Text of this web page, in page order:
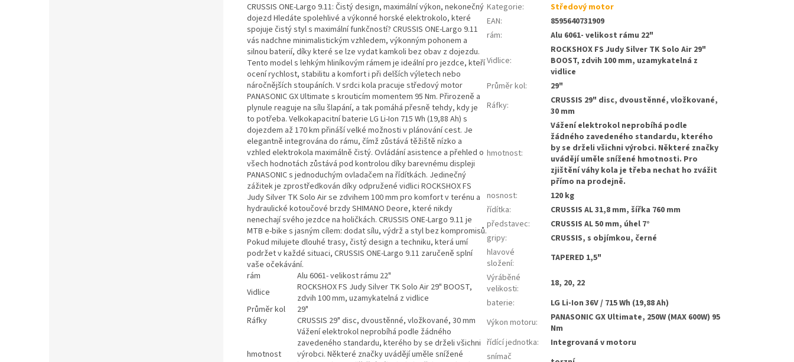
CRUSSIS ONE-Largo 9.11: Čistý design, maximální výkon, nekonečný
dojezd Hledáte spolehlivé a výkonné horské elektrokolo, které
spojuje čistý styl s maximální funkčností? CRUSSIS ONE-Largo 9.11
vás nadchne minimalistickým vzhledem, výkonným pohonem a
silnou baterií, díky které se lze vydat kamkoli bez obav z dojezdu.
Tento model s lehkým hliníkovým rámem je ideální pro jezdce, kteří
ocení rychlost, stabilitu a komfort i při delších výletech nebo
náročnějších stoupáních. V srdci kola pracuje středový motor
PANASONIC GX Ultimate s krouticím momentem 95 Nm. Přirozeně a
plynule reaguje na sílu šlapání, a tak pomáhá přesně tehdy, kdy je
to potřeba. Velkokapacitní baterie LG Li-Ion 715 Wh (19,88 Ah) s
dojezdem až 170 km přináší velké možnosti v plánování cest. Je
elegantně integrována do rámu, čímž zůstává těžiště nízko a
vzhled elektrokola maximálně čistý. Ovládání asistence a přehled o
všech hodnotách zůstává pod kontrolou díky barevnému displeji
PANASONIC s jednoduchým ovladačem na řídítkách. Jedinečný
zážitek je zprostředkován díky odpružené vidlici ROCKSHOX FS
Judy Silver TK Solo Air se zdvihem 100 mm pro komfort v terénu a
hydraulické kotoučové brzdy SHIMANO Deore, které nikdy
nenechají svého jezdce na holičkách. CRUSSIS ONE-Largo 9.11 je
MTB e-bike s jasným cílem: dodat sílu, výdrž a styl bez kompromisů.
Pokud milujete dlouhé trasy, čistý design a techniku, která umí
podržet v každé situaci, CRUSSIS ONE-Largo 9.11 zaručeně splní
vaše očekávání.
rám
Alu 6061- velikost rámu 22"
Vidlice
ROCKSHOX FS Judy Silver TK Solo Air 29" BOOST,
zdvih 100 mm, uzamykatelná z vidlice
Průměr kol
29"
Ráfky
CRUSSIS 29" disc, dvoustěnné, vložkované, 30 mm
hmotnost
Vážení elektrokol neprobíhá podle žádného
zavedeného standardu, kterého by se drželi všichni
výrobci. Některé značky uvádějí uměle snížené
Kategorie:
Středový motor
EAN:
8595640731909
rám: Alu 6061- velikost rámu 22"
Vidlice:
ROCKSHOX FS Judy Silver TK Solo Air 29"
BOOST, zdvih 100 mm, uzamykatelná z
vidlice
Průměr kol:
29"
Ráfky:
CRUSSIS 29" disc, dvoustěnné, vložkované,
30 mm
hmotnost:
Vážení elektrokol neprobíhá podle
žádného zavedeného standardu, kterého
by se drželi všichni výrobci. Některé značky
uvádějí uměle snížené hmotnosti. Pro
zjištění váhy kola je třeba nechat ho zvážit
přímo na prodejně.
nosnost:
120 kg
řídítka:
CRUSSIS AL 31,8 mm, šířka 760 mm
představec:
CRUSSIS AL 50 mm, úhel 7°
gripy:
CRUSSIS, s objímkou, černé
hlavové
složení:
TAPERED 1,5"
Výráběné
velikosti:
18, 20, 22
baterie:
LG Li-Ion 36V / 715 Wh (19,88 Ah)
Výkon motoru:
PANASONIC GX Ultimate, 250W (MAX 600W) 95
Nm
řídící jednotka:
Integrovaná v motoru
snímač